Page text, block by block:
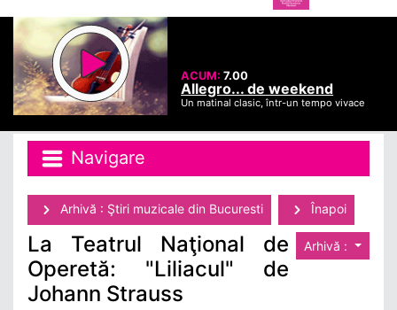
ACUM:7.00
Allegro... de weekend
Un matinal clasic, într-un tempo vivace
Navigare
Arhivă : Ştiri muzicale din Bucuresti Înapoi
Arhivă :
La Teatrul Naţional de
Operetă: "Liliacul" de
Johann Strauss